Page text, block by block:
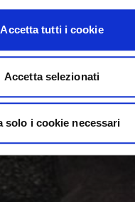
Accetta tutti i cookie
Accetta selezionati
solo i cookie necessari